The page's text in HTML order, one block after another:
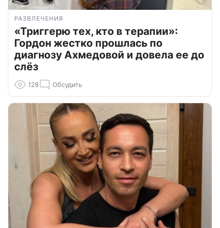
РАЗВЛЕЧЕНИЯ
«Триггерю тех, кто в терапии»:
Гордон жестко прошлась по
диагнозу Ахмедовой и довела ее до
слёз
128 Обсудить